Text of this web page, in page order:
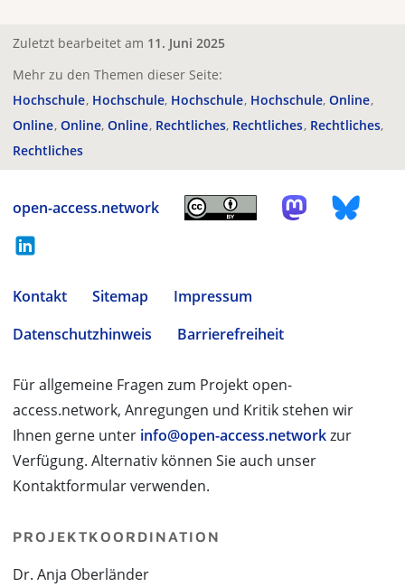
Zuletzt bearbeitet am 11. Juni 2025
Mehr zu den Themen dieser Seite:
Hochschule Hochschule Hochschule Hochschule Online
Online Online Online Rechtliches Rechtliches Rechtliches
Rechtliches
open-access.network
Kontakt Sitemap
Impressum
Datenschutzhinweis
Barrierefreiheit
Für allgemeine Fragen zum Projekt open-
access.network, Anregungen und Kritik stehen wir
Ihnen gerne unter info@open-access.networkzur
Verfügung. Alternativ können Sie auch unser
Kontaktformular verwenden.
PROJEKTKOORDINATION
Dr. Anja Oberländer